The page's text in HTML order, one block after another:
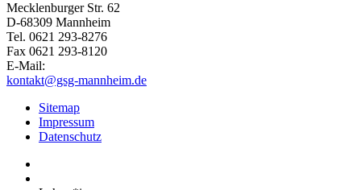
Mecklenburger Str. 62
D-68309 Mannheim
Tel. 0621 293-8276
Fax 0621 293-8120
E-Mail:
kontakt@gsg-mannheim.de
Sitemap
Impressum
Datenschutz